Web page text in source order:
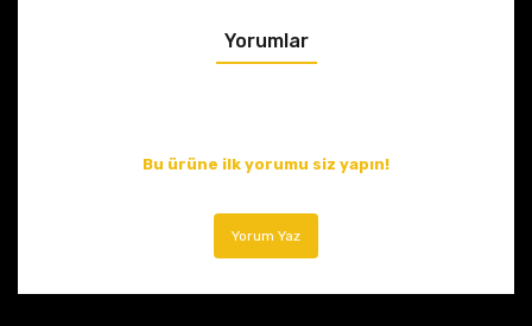
Yorumlar
Bu ürüne ilk yorumu siz yapın!
Yorum Yaz